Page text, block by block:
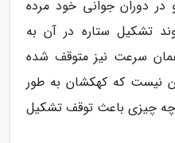
در دوران جوانی خود مرده
تشکیل ستاره در آن به
سرعت نیز متوقف شده
نیست که کهکشان به طور
چیزی باعث توقف تشکیل